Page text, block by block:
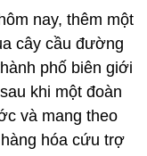
nay, thêm một
cây cầu đường
phố biên giới
khi một đoàn
và mang theo
hóa cứu trợ